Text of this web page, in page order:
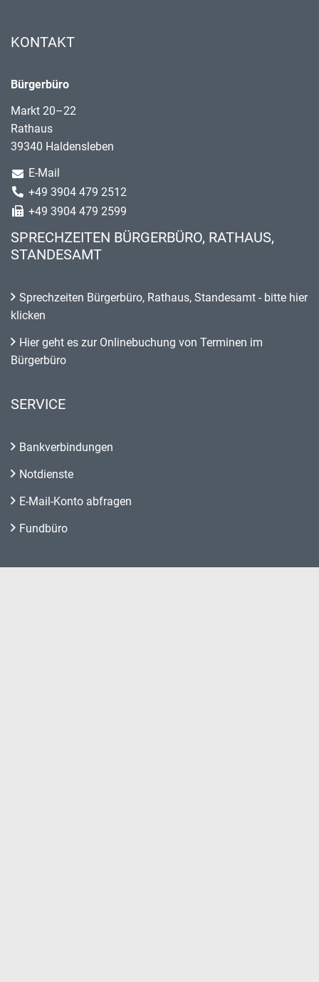
KONTAKT
Bürgerbüro
Markt 20–22
Rathaus
39340 Haldensleben
E-Mail
+49 3904 479 2512
+49 3904 479 2599
SPRECHZEITEN BÜRGERBÜRO, RATHAUS,
STANDESAMT
Sprechzeiten Bürgerbüro, Rathaus, Standesamt - bitte hier
klicken
Hier geht es zur Onlinebuchung von Terminen im
Bürgerbüro
SERVICE
Bankverbindungen
Notdienste
E-Mail-Konto abfragen
Fundbüro